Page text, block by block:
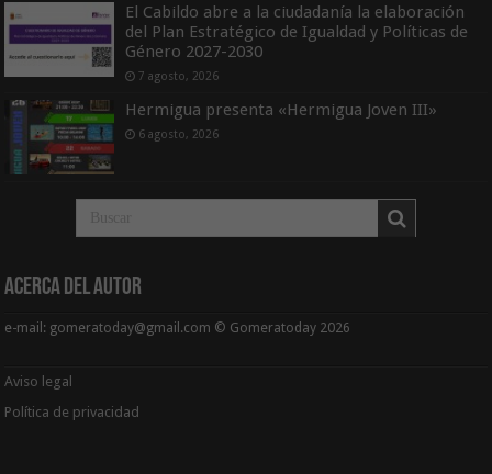
El Cabildo abre a la ciudadanía la elaboración
del Plan Estratégico de Igualdad y Políticas de
Género 2027-2030
7 agosto, 2026
Hermigua presenta «Hermigua Joven III»
6 agosto, 2026
Acerca del Autor
e-mail: gomeratoday@gmail.com © Gomeratoday 2026
Aviso legal
Política de privacidad